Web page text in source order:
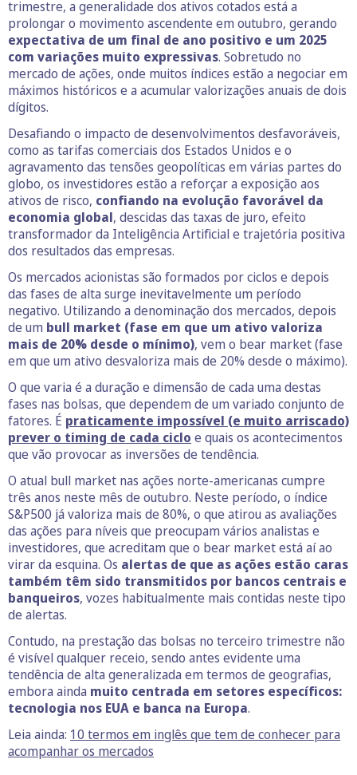
trimestre, a generalidade dos ativos cotados está a
prolongar o movimento ascendente em outubro, gerando
expectativa de um final de ano positivo e um 2025
com variações muito expressivas. Sobretudo no
mercado de ações, onde muitos índices estão a negociar em
máximos históricos e a acumular valorizações anuais de dois
dígitos.
Desafiando o impacto de desenvolvimentos desfavoráveis,
como as tarifas comerciais dos Estados Unidos e o
agravamento das tensões geopolíticas em várias partes do
globo, os investidores estão a reforçar a exposição aos
ativos de risco, confiando na evolução favorável da
economia global, descidas das taxas de juro, efeito
transformador da Inteligência Artificial e trajetória positiva
dos resultados das empresas.
Os mercados acionistas são formados por ciclos e depois
das fases de alta surge inevitavelmente um período
negativo. Utilizando a denominação dos mercados, depois
de um bull market (fase em que um ativo valoriza
mais de 20% desde o mínimo), vem o bear market (fase
em que um ativo desvaloriza mais de 20% desde o máximo).
O que varia é a duração e dimensão de cada uma destas
fases nas bolsas, que dependem de um variado conjunto de
fatores. É praticamente impossível (e muito arriscado)
prever o timing de cada ciclo e quais os acontecimentos
que vão provocar as inversões de tendência.
O atual bull market nas ações norte-americanas cumpre
três anos neste mês de outubro. Neste período, o índice
S&P500 já valoriza mais de 80%, o que atirou as avaliações
das ações para níveis que preocupam vários analistas e
investidores, que acreditam que o bear market está aí ao
virar da esquina. Os alertas de que as ações estão caras
também têm sido transmitidos por bancos centrais e
banqueiros, vozes habitualmente mais contidas neste tipo
de alertas.
Contudo, na prestação das bolsas no terceiro trimestre não
é visível qualquer receio, sendo antes evidente uma
tendência de alta generalizada em termos de geografias,
embora ainda muito centrada em setores específicos:
tecnologia nos EUA e banca na Europa.
Leia ainda: 10 termos em inglês que tem de conhecer para
acompanhar os mercados